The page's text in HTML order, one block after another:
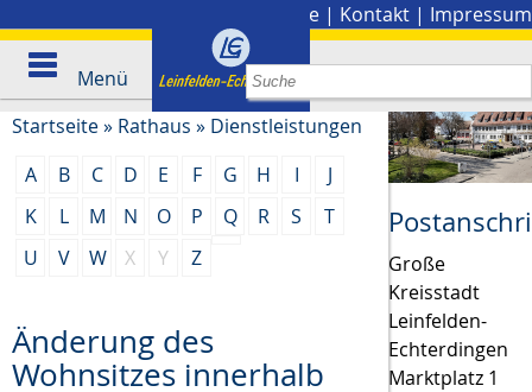
Presse | Kontakt | Impressum
Menü
Startseite» Rathaus » Dienstleistungen
A
B C D E F G H I
J
K
L M N O P Q R S
T
U
V W X Y Z
Änderung des
Wohnsitzes innerhalb
Große
Kreisstadt
Leinfelden-
Echterdingen
Marktplatz 1